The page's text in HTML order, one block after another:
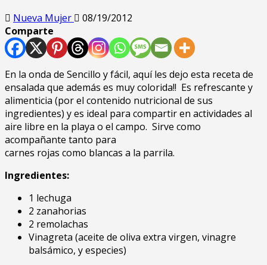
Nueva Mujer
08/19/2012
Comparte
En la onda de Sencillo y fácil, aquí les dejo esta receta de
ensalada que además es muy colorida!! Es refrescante y
alimenticia (por el contenido nutricional de sus
ingredientes) y es ideal para compartir en actividades al
aire libre en la playa o el campo. Sirve como
acompañante tanto para
carnes rojas como blancas a la parrila.
Ingredientes:
1 lechuga
2 zanahorias
2 remolachas
Vinagreta (aceite de oliva extra virgen, vinagre
balsámico, y especies)